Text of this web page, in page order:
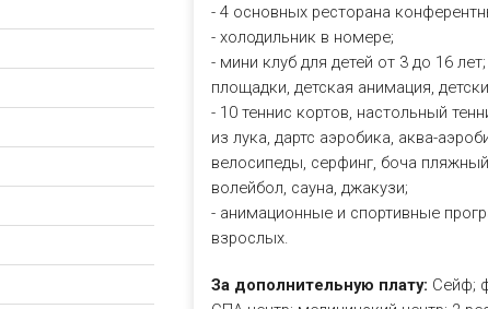
- 4 основных ресторана
- холодильник в номере;
- мини клуб для детей от 3 до 16
площадки, детская анимация,
- 10 теннис кортов, настольный
из лука, дартс аэробика, аква-
велосипеды, серфинг, боча
волейбол, сауна, джакузи;
- анимационные и спортивные
взрослых.
За дополнительную плату: Сейф;